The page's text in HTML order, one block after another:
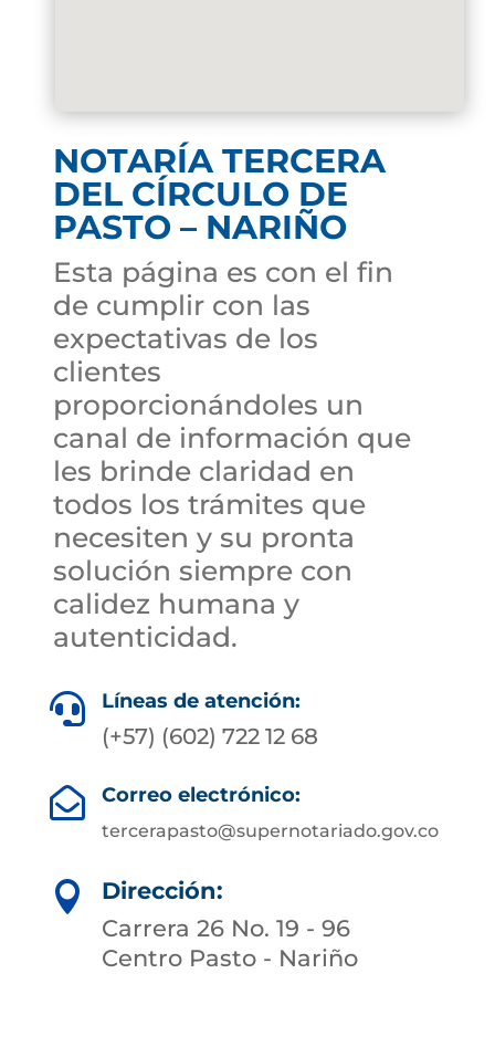
NOTARÍA TERCERA
DEL CÍRCULO DE
PASTO – NARIÑO
Esta página es con el fin
de cumplir con las
expectativas de los
clientes
proporcionándoles un
canal de información que
les brinde claridad en
todos los trámites que
necesiten y su pronta
solución siempre con
calidez humana y
autenticidad.
 Líneas de atención:
(+57) (602) 722 12 68
 Correo electrónico:
tercerapasto@supernotariado.gov.co

Dirección:
Carrera 26 No. 19 - 96
Centro Pasto - Nariño